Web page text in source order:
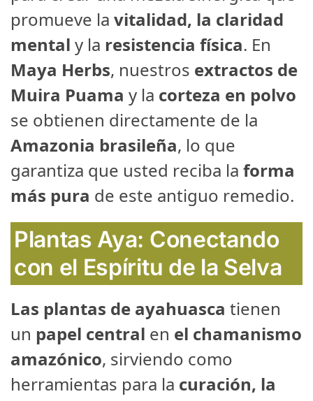
promueve la vitalidad, la claridad
mental y la resistencia física. En
Maya Herbs, nuestros extractos de
Muira Puama y la corteza en polvo
se obtienen directamente de la
Amazonia brasileña, lo que
garantiza que usted reciba la forma
más pura de este antiguo remedio.
Plantas Aya: Conectando
con el Espíritu de la Selva
Las plantas de ayahuasca tienen
un papel central en el chamanismo
amazónico, sirviendo como
herramientas para la curación, la